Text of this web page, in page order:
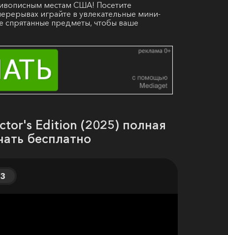
местам США! Посетите
играйте в увлекательные мини-
спрятанные предметы, чтобы ваше
Edition (2025) полная
бесплатно